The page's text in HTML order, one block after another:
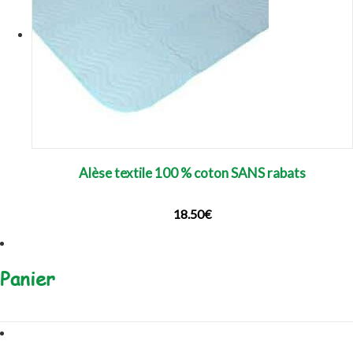
Alèse textile 100 % coton SANS rabats
18.50€
Panier